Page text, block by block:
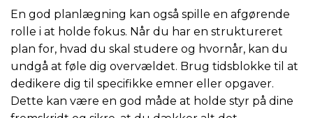
En god planlægning kan også spille en afgørende
rolle i at holde fokus. Når du har en struktureret
plan for, hvad du skal studere og hvornår, kan du
undgå at føle dig overvældet. Brug tidsblokke til at
dedikere dig til specifikke emner eller opgaver.
Dette kan være en god måde at holde styr på dine